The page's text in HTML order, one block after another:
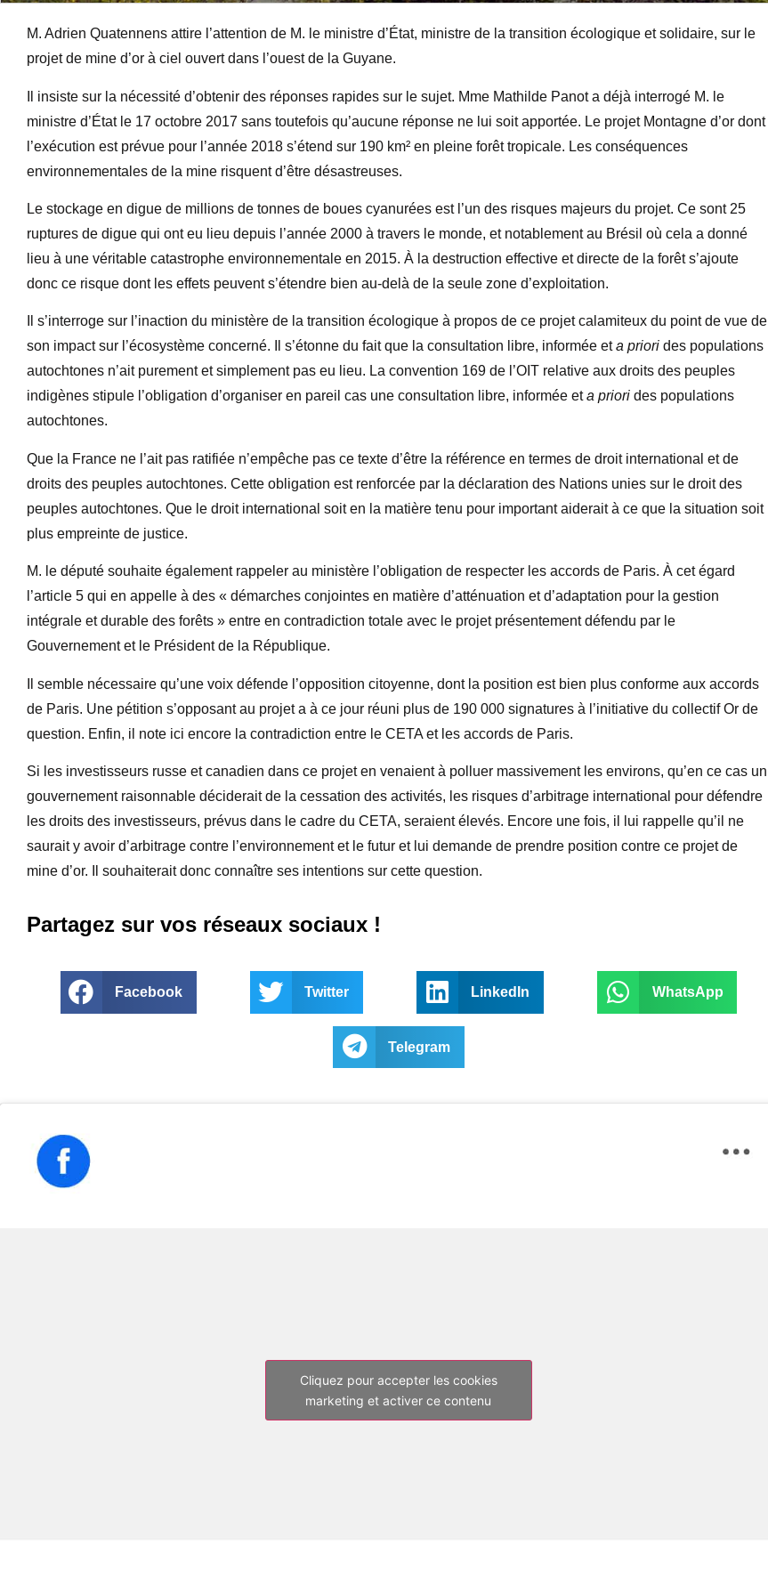
M. Adrien Quatennens attire l’attention de M. le ministre d’État, ministre de la transition écologique et solidaire, sur le
projet de mine d’or à ciel ouvert dans l’ouest de la Guyane.
Il insiste sur la nécessité d’obtenir des réponses rapides sur le sujet. Mme Mathilde Panot a déjà interrogé M. le
ministre d’État le 17 octobre 2017 sans toutefois qu’aucune réponse ne lui soit apportée. Le projet Montagne d’or dont
l’exécution est prévue pour l’année 2018 s’étend sur 190 km² en pleine forêt tropicale. Les conséquences
environnementales de la mine risquent d’être désastreuses.
Le stockage en digue de millions de tonnes de boues cyanurées est l’un des risques majeurs du projet. Ce sont 25
ruptures de digue qui ont eu lieu depuis l’année 2000 à travers le monde, et notablement au Brésil où cela a donné
lieu à une véritable catastrophe environnementale en 2015. À la destruction effective et directe de la forêt s’ajoute
donc ce risque dont les effets peuvent s’étendre bien au-delà de la seule zone d’exploitation.
Il s’interroge sur l’inaction du ministère de la transition écologique à propos de ce projet calamiteux du point de vue de
son impact sur l’écosystème concerné. Il s’étonne du fait que la consultation libre, informée eta priori des populations
autochtones n’ait purement et simplement pas eu lieu. La convention 169 de l’OIT relative aux droits des peuples
indigènes stipule l’obligation d’organiser en pareil cas une consultation libre, informée eta priori des populations
autochtones.
Que la France ne l’ait pas ratifiée n’empêche pas ce texte d’être la référence en termes de droit international et de
droits des peuples autochtones. Cette obligation est renforcée par la déclaration des Nations unies sur le droit des
peuples autochtones. Que le droit international soit en la matière tenu pour important aiderait à ce que la situation soit
plus empreinte de justice.
M. le député souhaite également rappeler au ministère l’obligation de respecter les accords de Paris. À cet égard
l’article 5 qui en appelle à des « démarches conjointes en matière d’atténuation et d’adaptation pour la gestion
intégrale et durable des forêts » entre en contradiction totale avec le projet présentement défendu par le
Gouvernement et le Président de la République.
Il semble nécessaire qu’une voix défende l’opposition citoyenne, dont la position est bien plus conforme aux accords
de Paris. Une pétition s’opposant au projet a à ce jour réuni plus de 190 000 signatures à l’initiative du collectif Or de
question. Enfin, il note ici encore la contradiction entre le CETA et les accords de Paris.
Si les investisseurs russe et canadien dans ce projet en venaient à polluer massivement les environs, qu’en ce cas un
gouvernement raisonnable déciderait de la cessation des activités, les risques d’arbitrage international pour défendre
les droits des investisseurs, prévus dans le cadre du CETA, seraient élevés. Encore une fois, il lui rappelle qu’il ne
saurait y avoir d’arbitrage contre l’environnement et le futur et lui demande de prendre position contre ce projet de
mine d’or. Il souhaiterait donc connaître ses intentions sur cette question.
Partagez sur vos réseaux sociaux !
Facebook Twitter LinkedIn WhatsApp
Telegram
Cliquez pour accepter les cookies
marketing et activer ce contenu